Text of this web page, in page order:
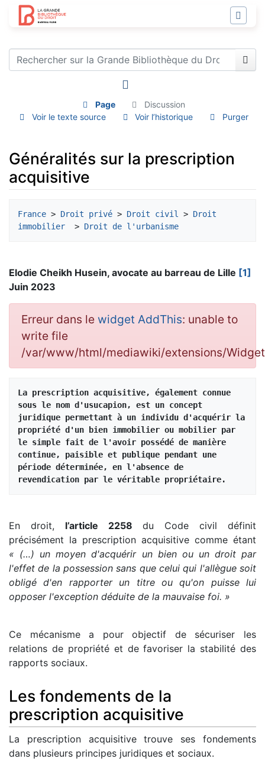
Page
Discussion
Voir le texte source
Voir l’historique Purger
Généralités sur la prescription
acquisitive
France > Droit privé > Droit civil > Droit
immobilier
> Droit de l'urbanisme
Elodie Cheikh Husein, avocate au barreau de Lille [1]
Juin 2023
Erreur dans le widget AddThis: unable to
write file
/var/www/html/mediawiki/extensions/
La prescription acquisitive, également connue
sous le nom d'usucapion, est un concept
juridique permettant à un individu d'acquérir la
propriété d'un bien immobilier ou mobilier par
le simple fait de l'avoir possédé de manière
continue, paisible et publique pendant une
période déterminée, en l'absence de
revendication par le véritable propriétaire.
En droit, l’article 2258 du Code civil définit
précisément la prescription acquisitive comme étant
« (…) un moyen d'acquérir un bien ou un droit par
l'effet de la possession sans que celui qui l'allègue soit
obligé d'en rapporter un titre ou qu'on puisse lui
opposer l'exception déduite de la mauvaise foi. »
Ce mécanisme a pour objectif de sécuriser les
relations de propriété et de favoriser la stabilité des
rapports sociaux.
Les fondements de la
prescription acquisitive
La prescription acquisitive trouve ses fondements
dans plusieurs principes juridiques et sociaux.